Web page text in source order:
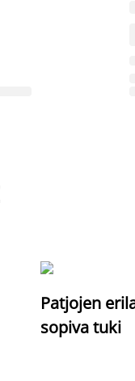
Patjojen
sopiva tuki